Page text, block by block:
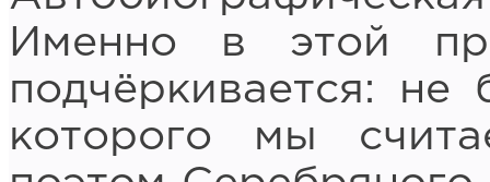
Именно в этой
подчёркивается:
которого мы